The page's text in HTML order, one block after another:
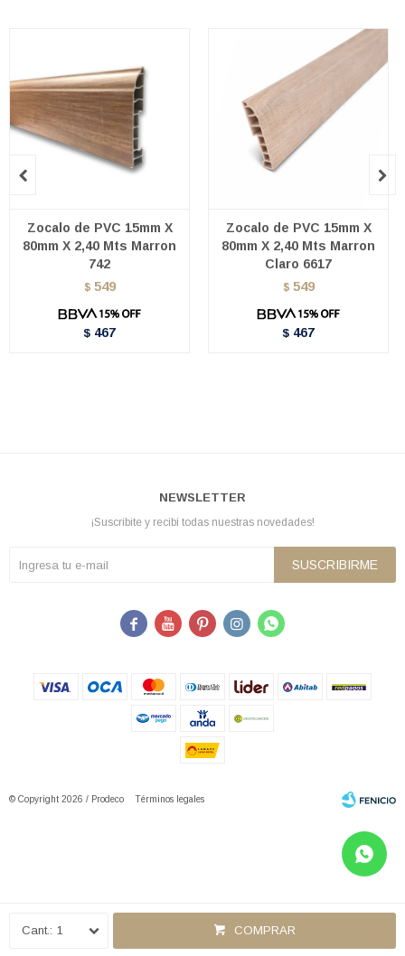
1 COMPRAR
Zocalo de PVC 15mm X
80mm X 2,40 Mts Marron
742
$ 549
$ 467
Zocalo de PVC 15mm X
80mm X 2,40 Mts Marron
Claro 6617
$ 549
$ 467
 
NEWSLETTER
¡Suscribite y recibí todas nuestras novedades!
SUSCRIBIRME
    
© Copyright 2026 / Prodeco Términos legales